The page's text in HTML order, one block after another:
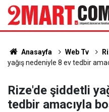
Anasayfa Web Tv
yağış nedeniyle 8 ev tedbir
Rize'de şiddetli
tedbir amacıyla